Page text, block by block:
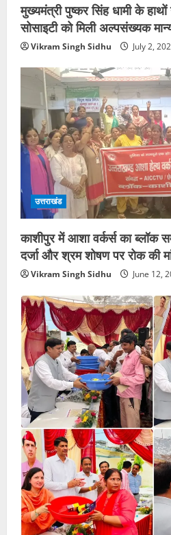
मुख्यमंत्री पुष्कर सिंह धामी के
सोसाइटी को मिली अल्पसंख्यक
Vikram Singh Sidhu July 2,
उत्तराखंड
काशीपुर में आशा वर्कर्स का ब्लॉक
दर्जा और श्रम शोषण पर रोक की
Vikram Singh Sidhu June 12,